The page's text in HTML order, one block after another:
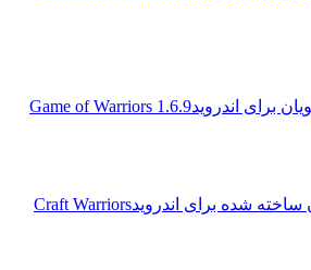
اندروید Game of Warriors 1.6.9
برای اندروید Craft Warriors